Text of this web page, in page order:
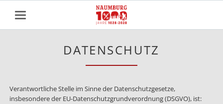
DATENSCHUTZ
Verantwortliche Stelle im Sinne der Datenschutzgesetze,
insbesondere der EU-Datenschutzgrundverordnung (DSGVO), ist: